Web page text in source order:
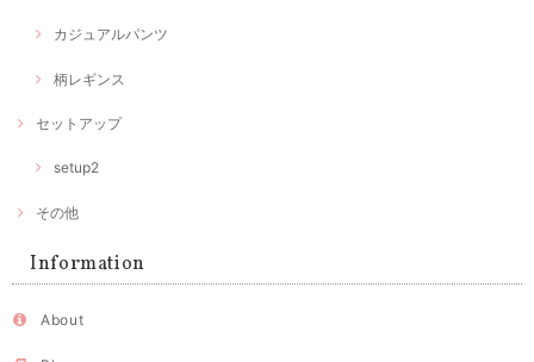
カジュアルパンツ
柄レギンス
セットアップ
setup2
その他
Information
About